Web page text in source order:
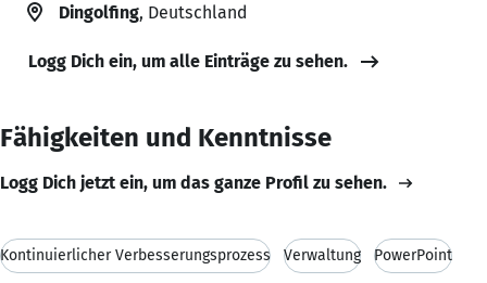
Dingolfing, Deutschland
Logg Dich ein, um alle Einträge zu sehen.
Fähigkeiten und Kenntnisse
Logg Dich jetzt ein, um das ganze Profil zu sehen.
Kontinuierlicher Verbesserungsprozess Verwaltung PowerPoint